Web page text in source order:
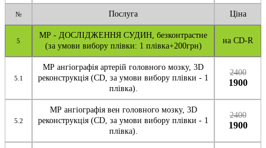
№ Послуга Ціна
5
МР - ДОСЛІДЖЕННЯ СУДИН, безконтрастне
(за умови вибору плівки: 1 плівка+200грн)
на CD-R
5.1
МР ангіографія артерій головного мозку, 3D
реконструкція (CD, за умови вибору плівки - 1
плівка).
2400
1900
5.2
МР ангіографія вен головного мозку, 3D
реконструкція (CD, за умови вибору плівки - 1
плівка).
2400
1900